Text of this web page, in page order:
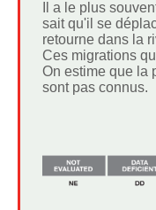
Il a le plus
sait qu'il se
retourne dans la
Ces migrations
On estime que la
sont pas connus.